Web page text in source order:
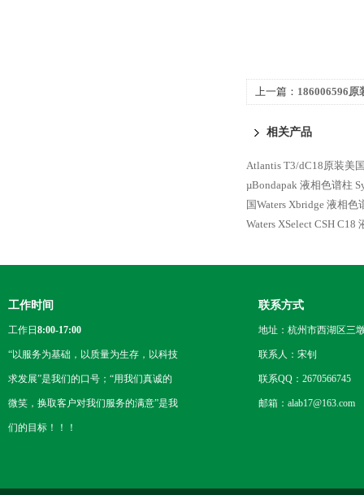
上一篇： 186006596原
相关产品
Atlantis T3/dC18原装美
µBondapak 液相色谱柱
国Waters Xbridge 液相色
Waters XSelect CSH C18
工作时间
工作日 8:00-17:00
“以服务为基础，以质量为生存，以科技
求发展”是我们的口号；“用我们真诚的
微笑，换取客户对我们服务的满意”是我
们的目标！！！
联系方式
地址：杭州市西湖区三
联系人：宋钊
联系QQ：2670566745
邮箱：alab17@163.com